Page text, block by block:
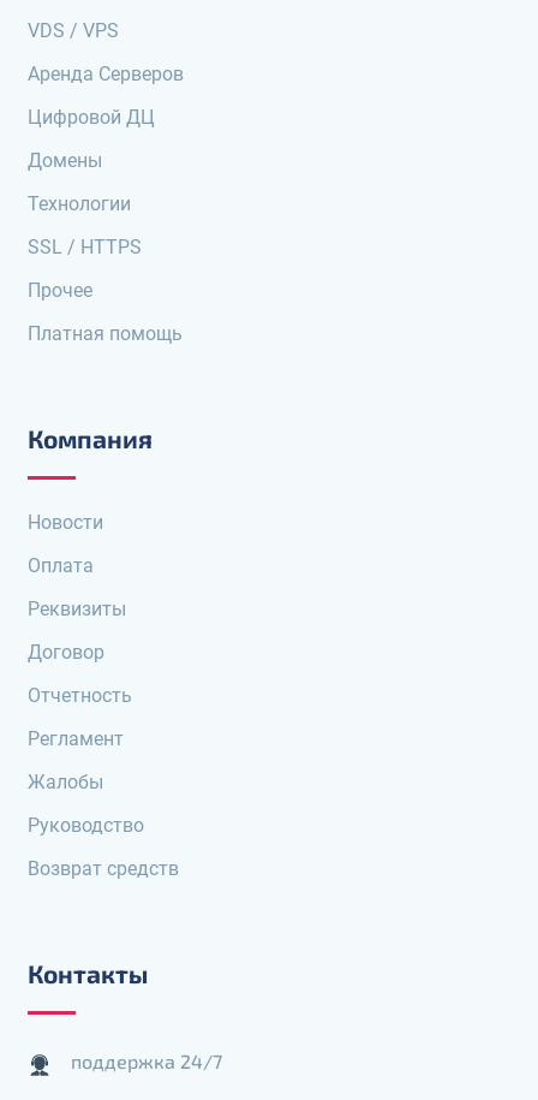
VDS / VPS
Аренда Серверов
Цифровой ДЦ
Домены
Технологии
SSL / HTTPS
Прочее
Платная помощь
Компания
Новости
Оплата
Реквизиты
Договор
Отчетность
Регламент
Жалобы
Руководство
Возврат средств
Контакты
поддержка 24/7